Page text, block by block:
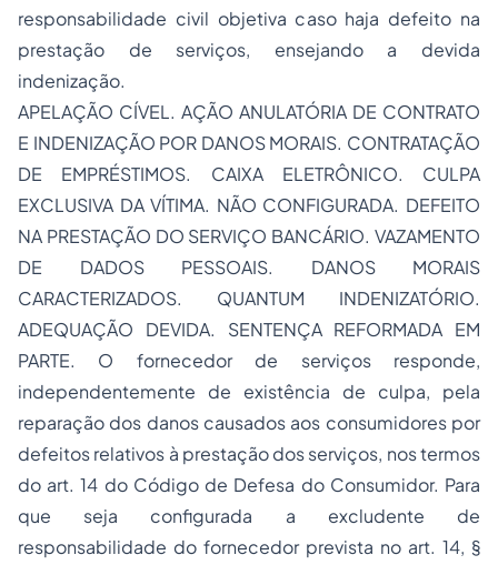
responsabilidade civil objetiva caso haja defeito na
prestação de serviços, ensejando a devida
indenização.
APELAÇÃO CÍVEL. AÇÃO ANULATÓRIA DE CONTRATO
E INDENIZAÇÃO POR DANOS MORAIS. CONTRATAÇÃO
DE EMPRÉSTIMOS. CAIXA ELETRÔNICO. CULPA
EXCLUSIVA DA VÍTIMA. NÃO CONFIGURADA. DEFEITO
NA PRESTAÇÃO DO SERVIÇO BANCÁRIO. VAZAMENTO
DE DADOS PESSOAIS. DANOS MORAIS
CARACTERIZADOS. QUANTUM INDENIZATÓRIO.
ADEQUAÇÃO DEVIDA. SENTENÇA REFORMADA EM
PARTE. O fornecedor de serviços responde,
independentemente de existência de culpa, pela
reparação dos danos causados aos consumidores por
defeitos relativos à prestação dos serviços, nos termos
do art. 14 do Código de Defesa do Consumidor. Para
que seja configurada a excludente de
responsabilidade do fornecedor prevista no art. 14, §